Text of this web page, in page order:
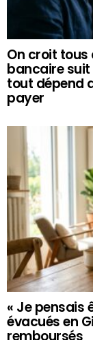
On croit tous
bancaire
tout dépend
payer
« Je pensais
évacués en
remboursés